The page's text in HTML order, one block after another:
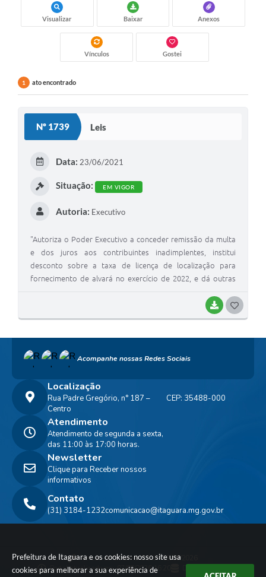
Prefeitura de Itaguara e os cookies: nosso site usa
cookies para melhorar a sua experiência de
Visualizar Baixar Anexos
Vínculos Gostei
1 ato encontrado
Nº 1739 Leis
BAIXAR
Data: 23/06/2021
Situação: EM VIGOR
Autoria: Executivo
"Autoriza o Poder Executivo a conceder remissão da multa
e dos juros aos contribuintes inadimplentes, institui
desconto sobre a taxa de licença de localização para
fornecimento de alvará no exercício de 2022, e dá outras
Acompanhe nossas Redes Sociais
Localização
Rua Padre Gregório, n° 187 –
Centro
CEP: 35488-000
Contato
(31) 3184-1232comunicacao@itaguara.mg.gov.br
Atendimento
Atendimento de segunda a sexta,
das 11:00 às 17:00 horas.
Newsletter
Clique para Receber nossos
informativos
Versão do Sistema:3.5.3 - 19/06/2026
Portal atualizado em:07/08/2026 16:20 Dados Abertos